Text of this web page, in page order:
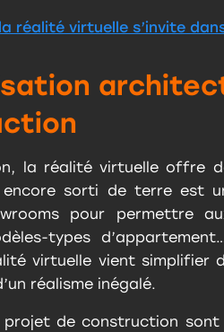
réalité virtuelle s’invite
la réalité virtuelle offre
sorti de terre est
pour permettre
types
virtuelle vient simplifier
réalisme inégalé.
de construction sont